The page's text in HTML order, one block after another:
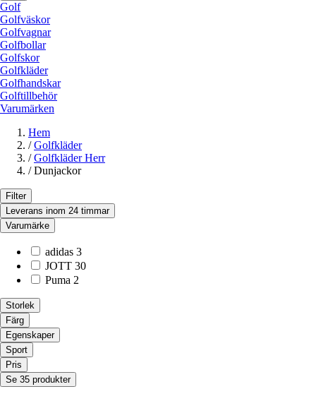
Golf
Golfväskor
Golfvagnar
Golfbollar
Golfskor
Golfkläder
Golfhandskar
Golftillbehör
Varumärken
Hem
/ Golfkläder
/ Golfkläder Herr
/ Dunjackor
Filter
Leverans inom 24 timmar
Varumärke
adidas 3
JOTT 30
Puma 2
Storlek
Färg
Egenskaper
Sport
Pris
Se 35 produkter